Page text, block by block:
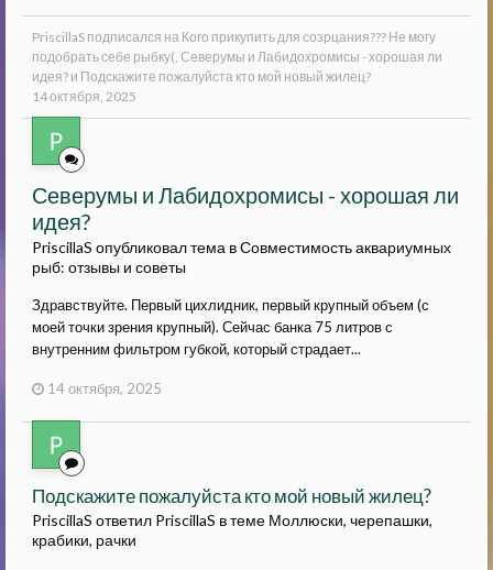
PriscillaS подписался на Кого прикупить для созрцания??? Не могу
подобрать себе рыбку(, Северумы и Лабидохромисы - хорошая ли
идея? и Подскажите пожалуйста кто мой новый жилец?
14 октября, 2025
Северумы и Лабидохромисы - хорошая ли
идея?
PriscillaS опубликовал тема вСовместимость аквариумных
рыб: отзывы и советы
Здравствуйте. Первый цихлидник, первый крупный объем (с
моей точки зрения крупный). Сейчас банка 75 литров с
внутренним фильтром губкой, который страдает...
14 октября, 2025
Подскажите пожалуйста кто мой новый жилец?
PriscillaS ответил PriscillaS в теме Моллюски, черепашки,
крабики, рачки